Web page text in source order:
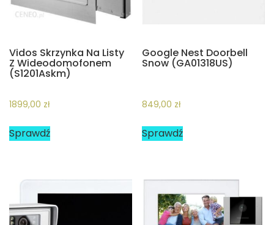
Vidos Skrzynka Na Listy
Z Wideodomofonem
(S1201Askm)
1899,00 zł
Sprawdź
Google Nest Doorbell
Snow (GA01318US)
849,00 zł
Sprawdź